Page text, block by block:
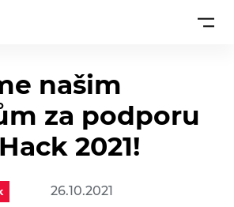
našim
za podporu
2021!
26.10.2021